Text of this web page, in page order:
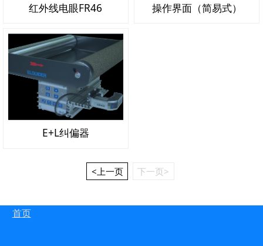
红外线电眼FR46 操作界面（简易式）
E+L纠偏器
<上一页 下一页>
首页